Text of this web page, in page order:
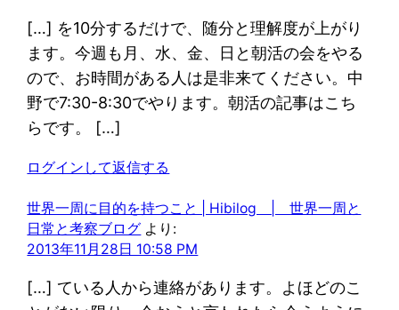
[…] を10分するだけで、随分と理解度が上がり
ます。今週も月、水、金、日と朝活の会をやる
ので、お時間がある人は是非来てください。中
野で7:30-8:30でやります。朝活の記事はこち
らです。 […]
ログインして返信する
世界一周に目的を持つこと | Hibilog | 世界一周と
日常と考察ブログ より:
2013年11月28日 10:58 PM
[…] ている人から連絡があります。よほどのこ